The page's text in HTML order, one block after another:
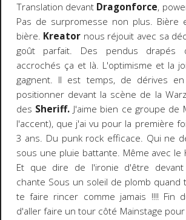
Translation devant Dragonforce,
Pas de surpromesse non plus. Bière
bière. Kreator nous réjouit avec sa
goût parfait. Des pendus drapés
accrochés ça et là. L'optimisme et la
gagnent. Il est temps, de dérives
positionner devant la scène de la
des Sheriff. J'aime bien ce groupe de
l'accent), que j'ai vu pour la première
3 ans. Du punk rock efficace. Qui ne
sous une pluie battante. Même avec le
Et que dire de l'ironie d'être
chante Sous un soleil de plomb quand
te faire rincer comme jamais !!!! Fin
d'aller faire un tour côté Mainstage